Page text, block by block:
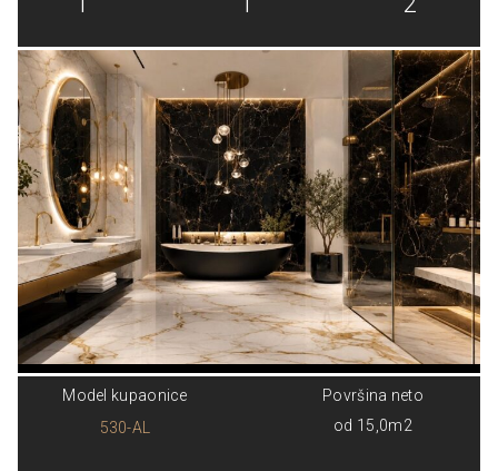
Model kupaonice
530-AL
Površina neto
od 15,0m2